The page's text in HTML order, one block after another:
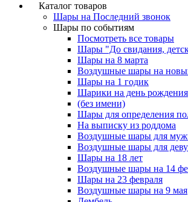
Каталог товаров
Шары на Последний звонок
Шары по событиям
Посмотреть все товары
Шары "До свидания,
Шары на 8 марта
Воздушные шары на
Шары на 1 годик
Шарики на день рождения
(без имени)
Шары для определения
На выписку из роддома
Воздушные шары для
Воздушные шары для
Шары на 18 лет
Воздушные шары на 14
Шары на 23 февраля
Воздушные шары на 9 мая